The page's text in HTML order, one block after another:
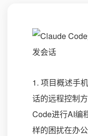
1. 项目概述手
话的远程控制
Code进行AI编
样的困扰在办